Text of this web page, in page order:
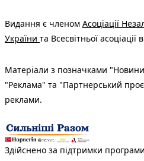
Видання є членом Асоціації
України та Всесвітньої асоціації
Матеріали з позначками
"Реклама" та "Партнерський
реклами.
Здійснено за підтримки